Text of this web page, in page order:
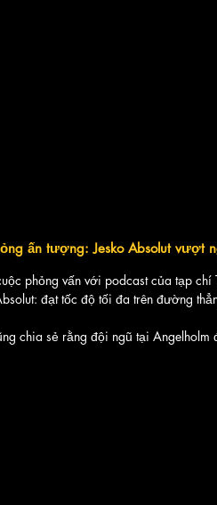
ấn tượng: Jesko Absolut vượt
phỏng vấn với podcast của tạp
đạt tốc độ tối đa trên đường
chia sẻ rằng đội ngũ tại Angelholm